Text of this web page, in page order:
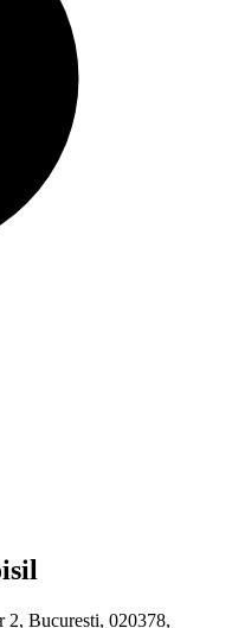
2, București, 020378,